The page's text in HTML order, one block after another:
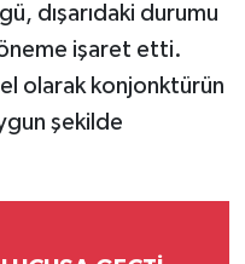
dışarıdaki durumu
işaret etti.
olarak konjonktürün
şekilde